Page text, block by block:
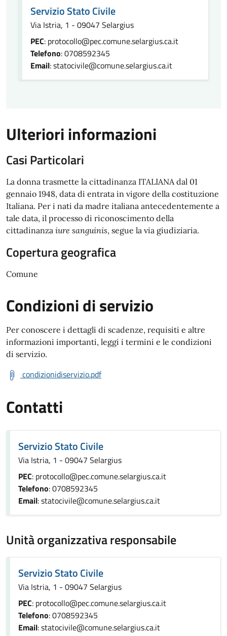
Servizio Stato Civile
Via Istria, 1 - 09047 Selargius
PEC: protocollo@pec.comune.selargius.ca.it
Telefono: 0708592345
Email: statocivile@comune.selargius.ca.it
Ulteriori informazioni
Casi Particolari
La donna trasmette la cittadinanza ITALIANA dal 01
gennaio 1948, data di entrata in vigore della costituzione
Italiana. Per i nati da madre italiana antecedentemente a
tale data, il processo di riconoscimento della
cittadinanza iure sanguinis, segue la via giudiziaria.
Copertura geografica
Comune
Condizioni di servizio
Per conoscere i dettagli di scadenze, requisiti e altre
informazioni importanti, leggi i termini e le condizioni
di servizio.
condizionidiservizio.pdf
Contatti
Servizio Stato Civile
Via Istria, 1 - 09047 Selargius
PEC: protocollo@pec.comune.selargius.ca.it
Telefono: 0708592345
Email: statocivile@comune.selargius.ca.it
Unità organizzativa responsabile
Servizio Stato Civile
Via Istria, 1 - 09047 Selargius
PEC: protocollo@pec.comune.selargius.ca.it
Telefono: 0708592345
Email: statocivile@comune.selargius.ca.it